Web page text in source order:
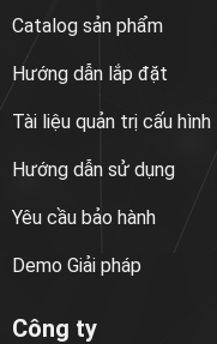
Catalog sản phẩm
Hướng dẫn lắp đặt
Tài liệu quản trị cấu hình
Hướng dẫn sử dụng
Yêu cầu bảo hành
Demo Giải pháp
Công ty